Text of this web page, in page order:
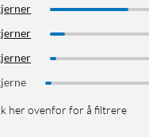
her ovenfor for å filtrere